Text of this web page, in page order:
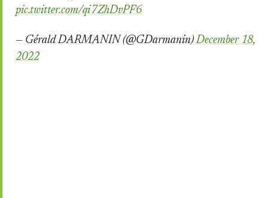
pic.twitter.com/qi7ZhDvPF6
— Gérald DARMANIN (@GDarmanin)December 18,
2022